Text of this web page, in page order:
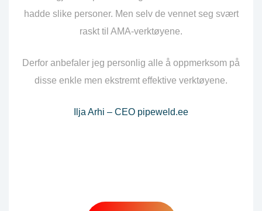
hadde slike personer. Men selv de vennet seg svært
raskt til AMA-verktøyene.
Derfor anbefaler jeg personlig alle å oppmerksom på
disse enkle men ekstremt effektive verktøyene.
Ilja Arhi – CEO pipeweld.ee